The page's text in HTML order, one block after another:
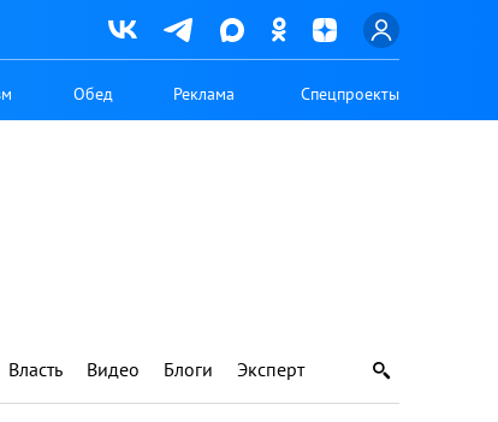
Обед Реклама Спецпроекты
Власть Видео Блоги Эксперт